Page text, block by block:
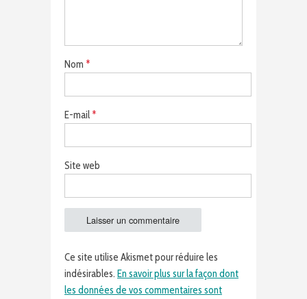
Nom *
E-mail*
Site web
Ce site utilise Akismet pour réduire les
indésirables. En savoir plus sur la façon dont
les données de vos commentaires sont